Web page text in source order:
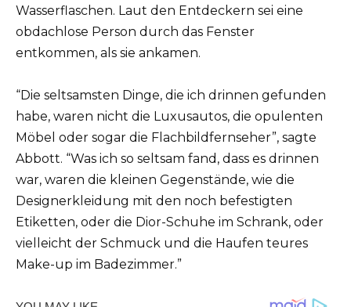
Wasserflaschen. Laut den Entdeckern sei eine
obdachlose Person durch das Fenster
entkommen, als sie ankamen.
“Die seltsamsten Dinge, die ich drinnen gefunden
habe, waren nicht die Luxusautos, die opulenten
Möbel oder sogar die Flachbildfernseher”, sagte
Abbott. “Was ich so seltsam fand, dass es drinnen
war, waren die kleinen Gegenstände, wie die
Designerkleidung mit den noch befestigten
Etiketten, oder die Dior-Schuhe im Schrank, oder
vielleicht der Schmuck und die Haufen teures
Make-up im Badezimmer.”